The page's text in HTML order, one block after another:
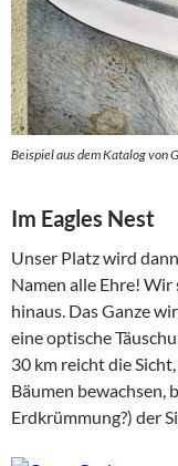
Beispiel aus dem Katalog von
Im Eagles Nest
Unser Platz wird
Namen alle Ehre!
hinaus. Das Ganze
eine optische
30 km reicht die
Bäumen bewachsen,
Erdkrümmung?) der